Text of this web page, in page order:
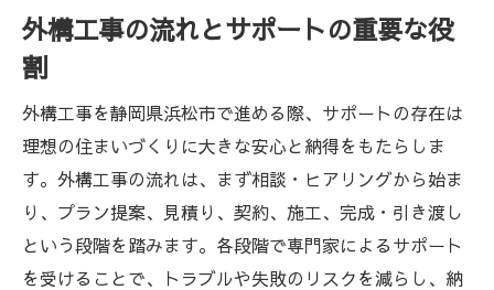
外構工事の流れとサポートの重要な役
割
外構工事を静岡県浜松市で進める際、サポートの存在は
理想の住まいづくりに大きな安心と納得をもたらしま
す。外構工事の流れは、まず相談・ヒアリングから始ま
り、プラン提案、見積り、契約、施工、完成・引き渡し
という段階を踏みます。各段階で専門家によるサポート
を受けることで、トラブルや失敗のリスクを減らし、納